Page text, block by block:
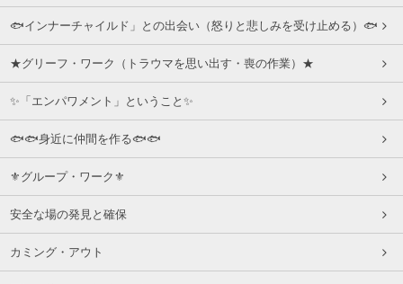
🐟インナーチャイルド」との出会い（怒りと悲しみを受け止める）🐟
★グリーフ・ワーク（トラウマを思い出す・喪の作業）★
✨「エンパワメント」ということ✨
🐟🐟身近に仲間を作る🐟🐟
⚜グループ・ワーク⚜
安全な場の発見と確保
カミング・アウト